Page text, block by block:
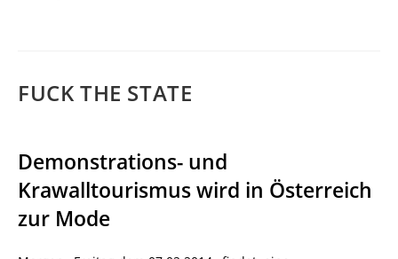
FUCK THE STATE
Demonstrations- und
Krawalltourismus wird in Österreich
zur Mode